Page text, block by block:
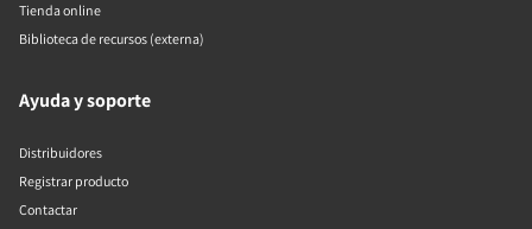
Tienda online
Biblioteca de recursos (externa)
Ayuda y soporte
Distribuidores
Registrar producto
Contactar